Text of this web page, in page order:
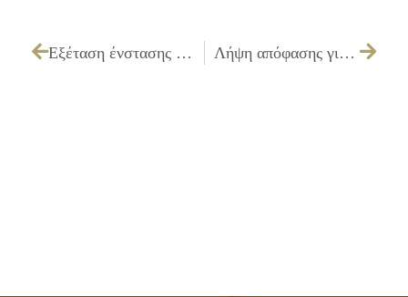
Εξέταση ένστασης του υποψηφίου προμηθευτή «Γ. ΣΠΑΝΟΣ & ΣΙΑ Ε.Ε.» που αφορά τον διαγωνισμό για την «Προμήθεια ειδών ατομικής προστασίας εργαζομένων περιόδου 2009» Λήψη απόφασης για προέγκριση ίδρυσης καταστημάτων υγειονομικού ενδιαφέροντος